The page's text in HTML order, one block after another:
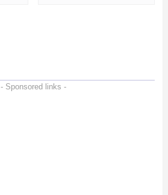
- Sponsored links -